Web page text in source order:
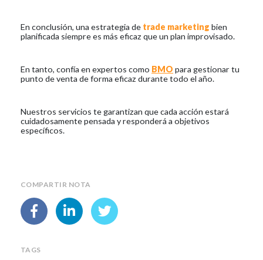
En conclusión, una estrategia de trade marketing bien
planificada siempre es más eficaz que un plan improvisado.
En tanto, confía en expertos como BMO para gestionar tu
punto de venta de forma eficaz durante todo el año.
Nuestros servicios te garantizan que cada acción estará
cuidadosamente pensada y responderá a objetivos
específicos.
COMPARTIR NOTA
TAGS